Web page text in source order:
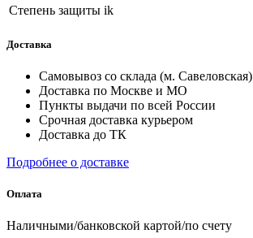
Степень защиты ik
Доставка
Самовывоз со склада (м. Савеловская)
Доставка по Москве и МО
Пункты выдачи по всей России
Срочная доставка курьером
Доставка до ТК
Подробнее о доставке
Оплата
Наличными/банковской картой/по счету